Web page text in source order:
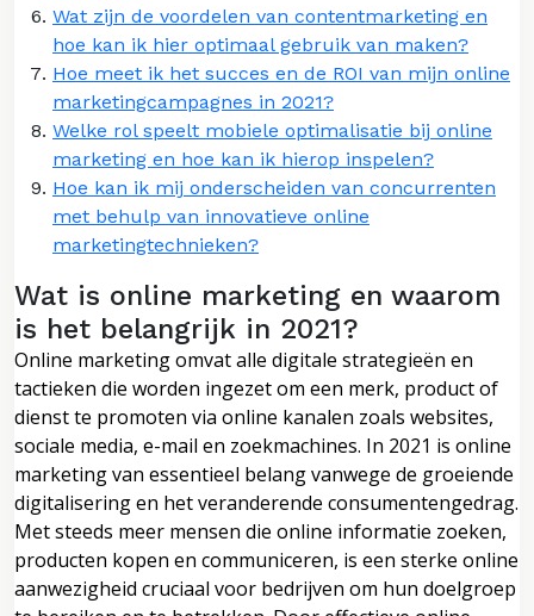
Wat zijn de voordelen van contentmarketing en
hoe kan ik hier optimaal gebruik van maken?
Hoe meet ik het succes en de ROI van mijn online
marketingcampagnes in 2021?
Welke rol speelt mobiele optimalisatie bij online
marketing en hoe kan ik hierop inspelen?
Hoe kan ik mij onderscheiden van concurrenten
met behulp van innovatieve online
marketingtechnieken?
Wat is online marketing en waarom
is het belangrijk in 2021?
Online marketing omvat alle digitale strategieën en
tactieken die worden ingezet om een merk, product of
dienst te promoten via online kanalen zoals websites,
sociale media, e-mail en zoekmachines. In 2021 is online
marketing van essentieel belang vanwege de groeiende
digitalisering en het veranderende consumentengedrag.
Met steeds meer mensen die online informatie zoeken,
producten kopen en communiceren, is een sterke online
aanwezigheid cruciaal voor bedrijven om hun doelgroep